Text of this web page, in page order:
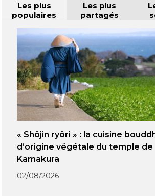
Les plus
populaires
Les plus
partagés
« Shôjin ryôri » : la cuisine
d’origine végétale du temple de
Kamakura
02/08/2026